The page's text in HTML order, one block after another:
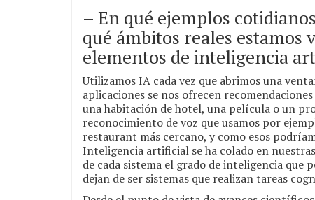
– En qué ejemplos
qué ámbitos reales estamos
elementos de inteligencia
Utilizamos IA cada vez que abrimos una
aplicaciones se nos ofrecen
una habitación de hotel, una película o un
reconocimiento de voz que usamos por
restaurant más cercano, y como esos
Inteligencia artificial se ha colado en
de cada sistema el grado de inteligencia que
dejan de ser sistemas que realizan tareas